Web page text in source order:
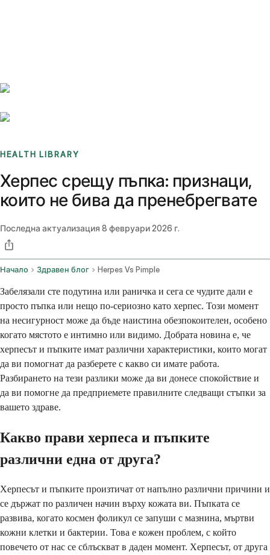
HEALTH LIBRARY
Херпес срещу пъпка: признаци,
които не бива да пренебрегвате
Последна актуализация 8 февруари 2026 г.
Начало Здравен блог Herpes Vs Pimple
Забелязали сте подутина или раничка и сега се чудите дали е
просто пъпка или нещо по-сериозно като херпес. Този момент
на несигурност може да бъде наистина обезпокоителен, особено
когато мястото е интимно или видимо. Добрата новина е, че
херпесът и пъпките имат различни характеристики, които могат
да ви помогнат да разберете с какво си имате работа.
Разбирането на тези разлики може да ви донесе спокойствие и
да ви помогне да предприемете правилните следващи стъпки за
вашето здраве.
Какво прави херпеса и пъпките
различни една от друга?
Херпесът и пъпките произтичат от напълно различни причини и
се държат по различен начин върху кожата ви. Пъпката се
развива, когато космен фоликул се запуши с мазнина, мъртви
кожни клетки и бактерии. Това е кожен проблем, с който
повечето от нас се сблъскват в даден момент. Херпесът, от друга